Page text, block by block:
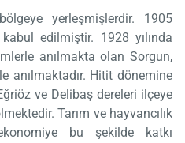
yerleşmişlerdir. 1905
edilmiştir. 1928 yılında
anılmakta olan Sorgun,
anılmaktadır. Hitit dönemine
ve Delibaş dereleri ilçeye
Tarım ve hayvancılık
bu şekilde katkı